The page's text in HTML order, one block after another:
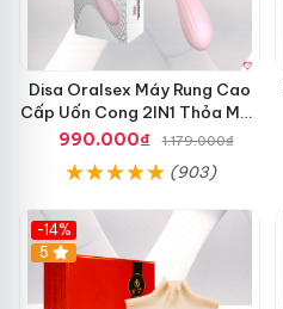
Disa Oralsex Máy Rung Cao
Cấp Uốn Cong 2IN1 Thỏa Mãn
Mua Ngay
990.000₫ 1.179.000₫
(903)
-14%
5